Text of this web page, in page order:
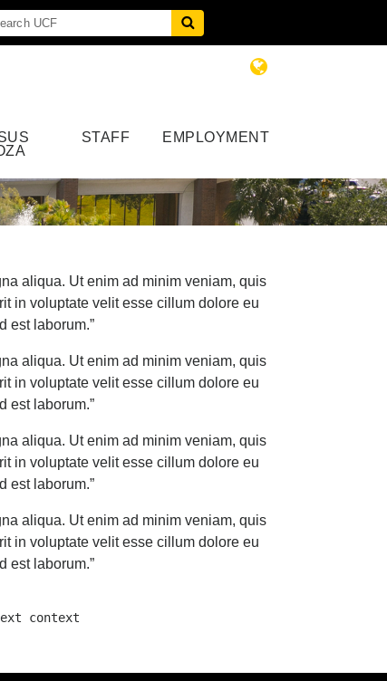
STAFF EMPLOYMENT
aliqua. Ut enim ad minim veniam, quis
in voluptate velit esse cillum dolore eu
est laborum.”
aliqua. Ut enim ad minim veniam, quis
in voluptate velit esse cillum dolore eu
est laborum.”
aliqua. Ut enim ad minim veniam, quis
in voluptate velit esse cillum dolore eu
est laborum.”
aliqua. Ut enim ad minim veniam, quis
in voluptate velit esse cillum dolore eu
est laborum.”
context